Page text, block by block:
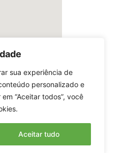
sua experiência de
personalizado e
“Aceitar todos”, você
Aceitar tudo